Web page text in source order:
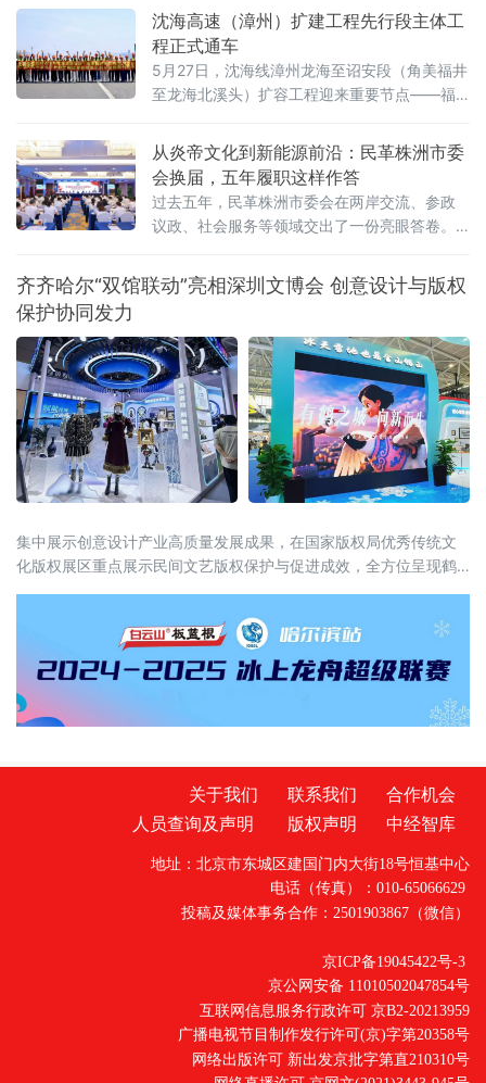
云南重要讲话精神和重要回信精神，落实省委
要求，牢记嘱托、奋发有为，在新征程上创造
更加美好生活。
沈海高速（漳州）扩建工程先行段主体工
程正式通车
5月27日，沈海线漳州龙海至诏安段（角美福井
至龙海北溪头）扩容工程迎来重要节点——福
大桥外）主体工程正式通过交工核验并开放交
通。这标志着该路段已具备通车条件，将为厦
漳两地的交通互联与区域经济发展注入新活
力。重点工程突破 打通交通动脉作为福建省高
速公路网规划“一纵”的重要组成部分，沈海高速
从炎帝文化到新能源前沿：民革株洲市委
会换届，五年履职这样作答
过去五年，民革株洲市委会在两岸交流、参政
议政、社会服务等领域交出了一份亮眼答卷。
来，民革株洲市委会先后协办海峡两岸炎帝神
农文化交流大会、华灿·2025海峡两岸青少年跆
齐齐哈尔“双馆联动”亮相深圳文博会 创意设计与版权
保护协同发力
集中展示创意设计产业高质量发展成果，在国家版权局优秀传统文
化版权展区重点展示民间文艺版权保护与促进成效，全方位呈现鹤
关于我们 联系我们
合作机会
人员查询及声明
版权声明 中经智库
地址：北京市东城区建国门内大街18号恒基中心
电话（传真）：010-65066629
投稿及媒体事务合作：2501903867（微信）
京ICP备19045422号-3
京公网安备 11010502047854号
互联网信息服务行政许可 京B2-20213959
广播电视节目制作发行许可(京)字第20358号
网络出版许可 新出发京批字第直210310号